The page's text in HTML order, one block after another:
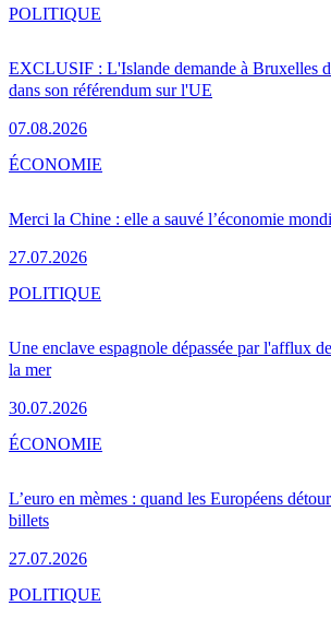
EXCLUSIF : L'Islande demande à Bruxelles
dans son référendum sur l'UE
07.08.2026
POLITIQUE
Merci la Chine : elle a sauvé l’économie
27.07.2026
ÉCONOMIE
Une enclave espagnole dépassée par l'afflux
la mer
30.07.2026
POLITIQUE
L’euro en mèmes : quand les Européens
billets
27.07.2026
ÉCONOMIE
POLITIQUE